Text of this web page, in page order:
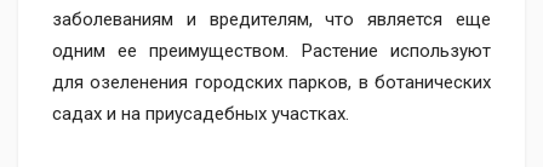
заболеваниям и вредителям, что является еще
одним ее преимуществом. Растение используют
для озеленения городских парков, в ботанических
садах и на приусадебных участках.